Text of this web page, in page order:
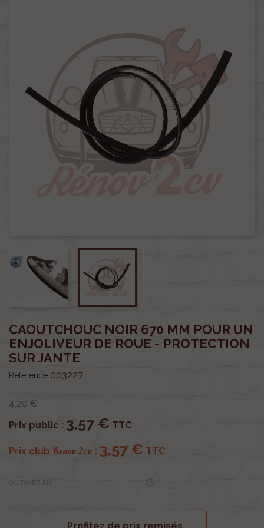
CAOUTCHOUC NOIR 670 MM POUR UN
ENJOLIVEUR DE ROUE - PROTECTION
SUR JANTE
Référence 003227
4,20 €
Prix public : 3,57 € TTC
Prix club Renov 2cv : 3,57 € TTC